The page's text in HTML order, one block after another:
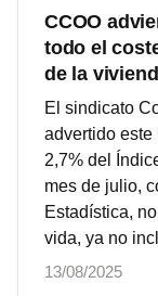
CCOO
todo el
de la
El sindicato
advertido este
2,7% del
mes de julio,
Estadística,
vida, ya no
13/08/2025